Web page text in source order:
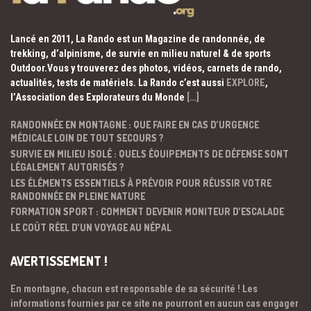
Lancé en 2011, La Rando est un Magazine de randonnée, de
trekking, d’alpinisme, de survie en milieu naturel & de sports
Outdoor.Vous y trouverez des photos, vidéos, carnets de rando,
actualités, tests de matériels. La Rando c’est aussi EXPLORE,
l’Association des Explorateurs du Monde […]
RANDONNÉE EN MONTAGNE : QUE FAIRE EN CAS D’URGENCE
MÉDICALE LOIN DE TOUT SECOURS ?
SURVIE EN MILIEU ISOLÉ : QUELS ÉQUIPEMENTS DE DÉFENSE SONT
LÉGALEMENT AUTORISÉS ?
LES ÉLÉMENTS ESSENTIELS À PRÉVOIR POUR RÉUSSIR VOTRE
RANDONNÉE EN PLEINE NATURE
FORMATION SPORT : COMMENT DEVENIR MONITEUR D’ESCALADE
LE COÛT RÉEL D’UN VOYAGE AU NÉPAL
AVERTISSEMENT !
En montagne, chacun est responsable de sa sécurité ! Les
informations fournies par ce site ne pourront en aucun cas engager